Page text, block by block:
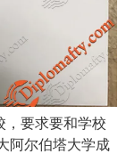
，要求要和学校
阿尔伯塔大学成